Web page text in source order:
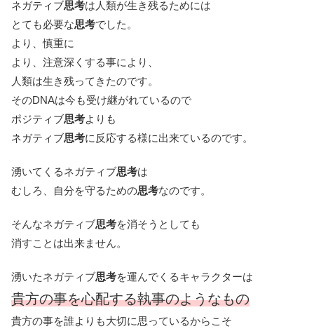
ネガティブ思考は人類が生き残るためには
とても必要な思考でした。
より、慎重に
より、注意深くする事により、
人類は生き残ってきたのです。
そのDNAは今も受け継がれているので
ポジティブ思考よりも
ネガティブ思考に反応する様に出来ているのです。
湧いてくるネガティブ思考は
むしろ、自分を守るための思考なのです。
そんなネガティブ思考を消そうとしても
消すことは出来ません。
湧いたネガティブ思考を運んでくるキャラクターは
貴方の事を心配する執事のようなもの
貴方の事を誰よりも大切に思っているからこそ